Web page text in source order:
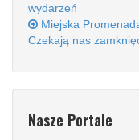
wydarzeń
Miejska
Czekają nas
Nasze Portale